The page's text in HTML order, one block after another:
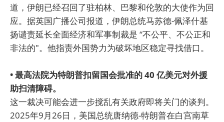
道，伊朗已经召回了驻柏林、巴黎和伦敦的大使作为回
应。据英国广播公司报道，伊朗总统马苏德-佩泽什基
扬谴责延长全面经济和军事制裁是 “不公平、不公正和
非法的"。他指责外国势力为破坏地区稳定寻找借口。
• 最高法院为特朗普扣留国会批准的 40 亿美元对外援
助扫清障碍。
这一裁决可能会进一步搅乱有关政府即将关门的谈判。
2025年9月26日，美国总统唐纳德-特朗普在白宫南草